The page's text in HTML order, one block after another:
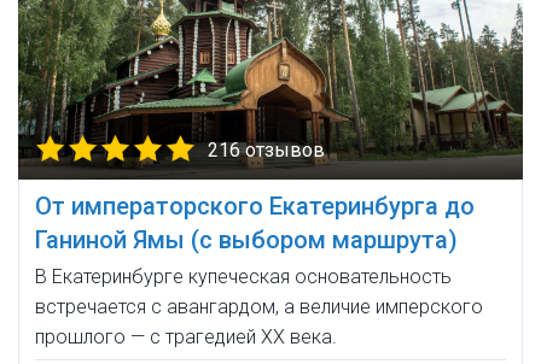
216 отзывов
От императорского Екатеринбурга до
Ганиной Ямы (с выбором маршрута)
В Екатеринбурге купеческая основательность
встречается с авангардом, а величие имперского
прошлого — с трагедией XX века.